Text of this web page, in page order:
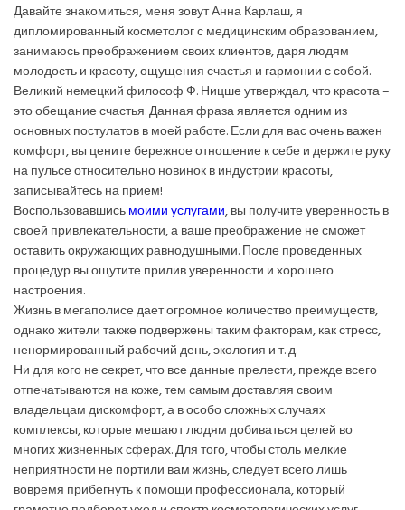
Давайте знакомиться, меня зовут Анна Карлаш, я
дипломированный косметолог с медицинским образованием,
занимаюсь преображением своих клиентов, даря людям
молодость и красоту, ощущения счастья и гармонии с собой.
Великий немецкий философ Ф. Ницше утверждал, что красота –
это обещание счастья. Данная фраза является одним из
основных постулатов в моей работе. Если для вас очень важен
комфорт, вы цените бережное отношение к себе и держите руку
на пульсе относительно новинок в индустрии красоты,
записывайтесь на прием!
Воспользовавшисьмоими услугами, вы получите уверенность в
своей привлекательности, а ваше преображение не сможет
оставить окружающих равнодушными. После проведенных
процедур вы ощутите прилив уверенности и хорошего
настроения.
Жизнь в мегаполисе дает огромное количество преимуществ,
однако жители также подвержены таким факторам, как стресс,
ненормированный рабочий день, экология и т. д.
Ни для кого не секрет, что все данные прелести, прежде всего
отпечатываются на коже, тем самым доставляя своим
владельцам дискомфорт, а в особо сложных случаях
комплексы, которые мешают людям добиваться целей во
многих жизненных сферах. Для того, чтобы столь мелкие
неприятности не портили вам жизнь, следует всего лишь
вовремя прибегнуть к помощи профессионала, который